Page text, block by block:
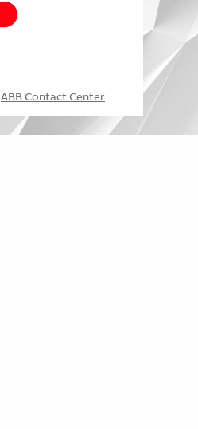
ABB Contact Center